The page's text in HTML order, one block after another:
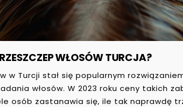
WŁOSÓW TURCJA?
w Turcji stał się popularnym
włosów. W 2023 roku ceny takich
osób zastanawia się, ile tak naprawdę